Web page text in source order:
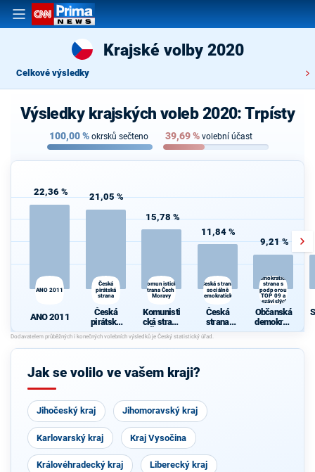
Krajské volby 2020
Celkové výsledky
Výsledky krajských voleb 2020: Trpísty
100,00% okrsků sečteno 39,69% volební účast
22,36 %
ANO 2011
ANO 2011
21,05 %
Česká
pirátská
strana
Česká
pirátská
strana
15,78 %
Komunistická
strana Čech a
Moravy
Komunisti
cká strana
Čech a
Moravy
11,84 %
Česká strana
sociálně
demokratická
Česká
strana
sociálně
demokrati
cká
9,21 %
demokratická
strana s
podporou
TOP 09 a
nezávislých
starostů
Občanská
demokrati
cká strana
TOP 09 a
Jak se volilo ve vašem kraji?
Jihočeský kraj Jihomoravský kraj
Karlovarský kraj Kraj Vysočina
Královéhradecký kraj Liberecký kraj